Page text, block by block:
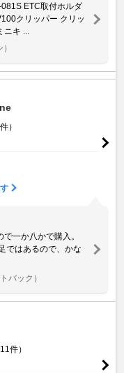
ETC取付ホルダ
クリッパー クリッ
キ ...
）
一か八かで購入。
ではあるので、かな
バック）
件）